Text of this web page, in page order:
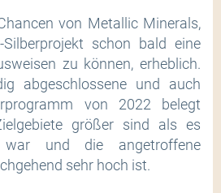
von Metallic Minerals,
schon bald eine
zu können, erheblich.
abgeschlossene und auch
von 2022 belegt
größer sind als es
war und die angetroffene
sehr hoch ist.